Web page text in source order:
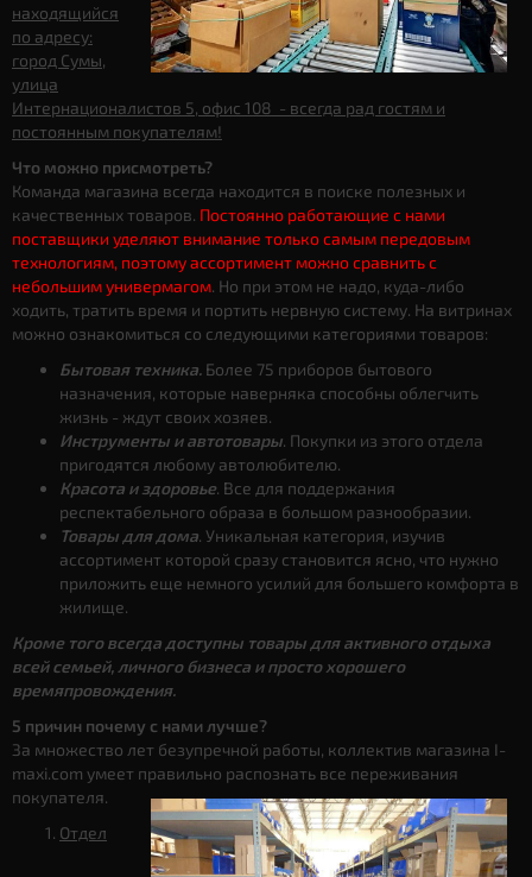
находящийся
по адресу:
город Сумы,
улица
Интернационалистов 5, офис 108 - всегда рад гостям и
постоянным покупателям!
Что можно присмотреть?
Команда магазина всегда находится в поиске полезных и
качественных товаров. Постоянно работающие с нами
поставщики уделяют внимание только самым передовым
технологиям, поэтому ассортимент можно сравнить с
небольшим универмагом. Но при этом не надо, куда-либо
ходить, тратить время и портить нервную систему. На витринах
можно ознакомиться со следующими категориями товаров:
Бытовая техника. Более 75 приборов бытового
назначения, которые наверняка способны облегчить
жизнь - ждут своих хозяев.
Инструменты и автотовары. Покупки из этого отдела
пригодятся любому автолюбителю.
Красота и здоровье. Все для поддержания
респектабельного образа в большом разнообразии.
Товары для дома. Уникальная категория, изучив
ассортимент которой сразу становится ясно, что нужно
приложить еще немного усилий для большего комфорта в
жилище.
Кроме того всегда доступны товары для активного отдыха
всей семьей, личного бизнеса и просто хорошего
времяпровождения.
5 причин почему с нами лучше?
За множество лет безупречной работы, коллектив магазина I-
maxi.com умеет правильно распознать все переживания
покупателя.
Отдел